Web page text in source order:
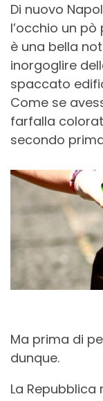
Di nuovo
l’occhio un
è una bella
inorgoglire
spaccato
Come se
farfalla
secondo
Ma prima di
dunque.
La Repubblica